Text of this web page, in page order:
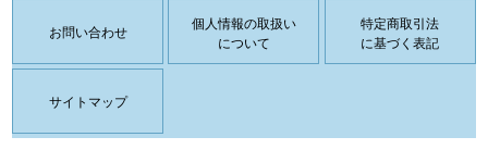
お問い合わせ
個人情報の取扱い
について
特定商取引法
に基づく表記
サイトマップ